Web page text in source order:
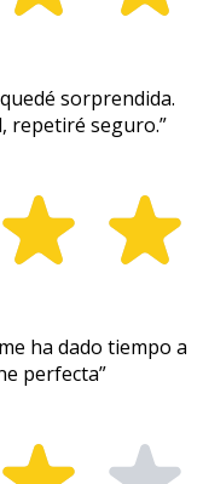
sorprendida.
repetiré seguro.”
ha dado tiempo a
perfecta”